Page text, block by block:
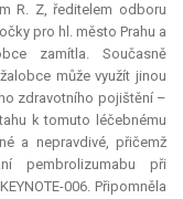
R. Z, ředitelem odboru
pro hl. město Prahu a
zamítla. Současně
může využít jinou
zdravotního pojištění –
k tomuto léčebnému
a nepravdivé, přičemž
pembrolizumabu při
006. Připomněla